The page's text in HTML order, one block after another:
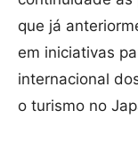
que já
em iniciativas
internacional
o turismo no